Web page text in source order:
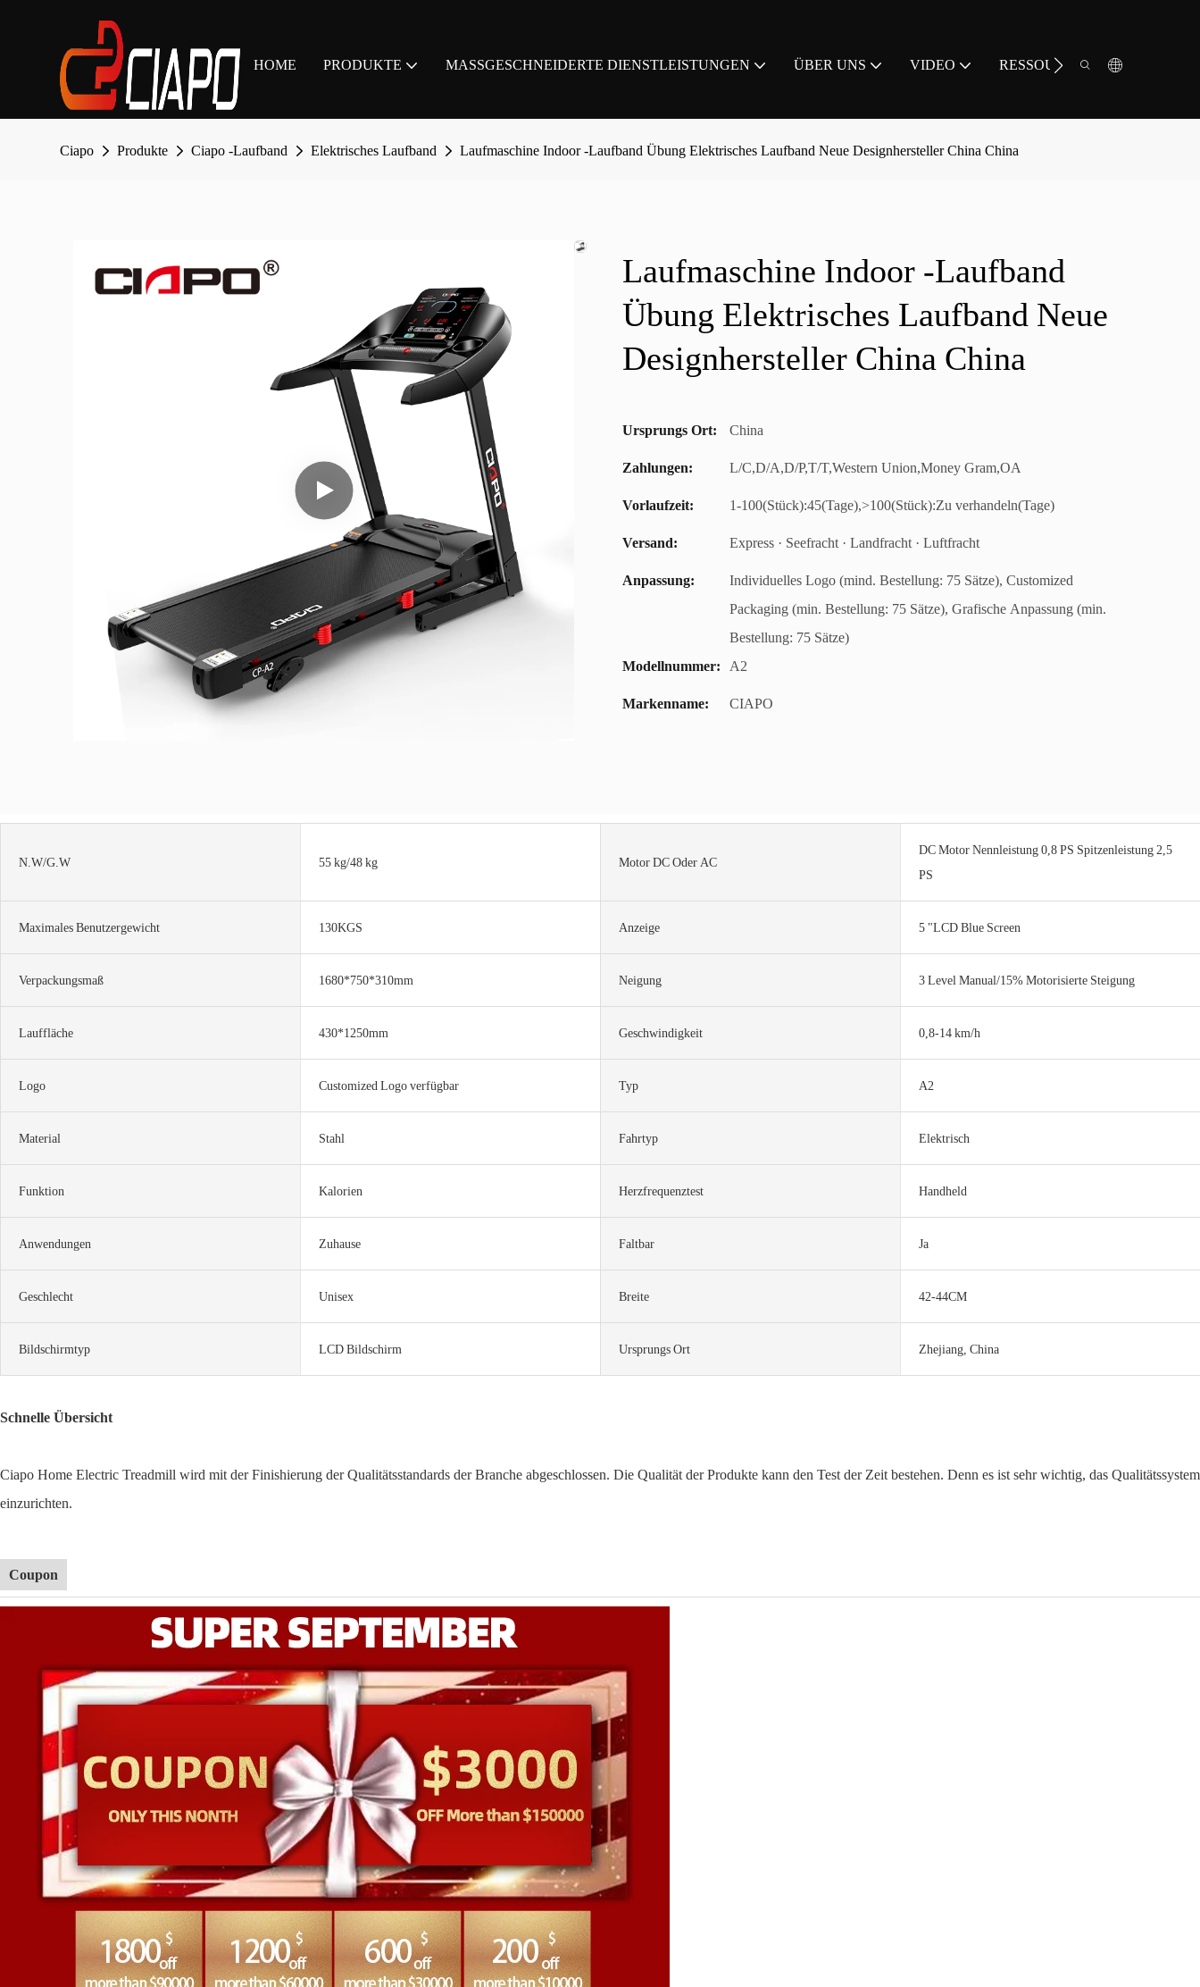
HOME PRODUKTE MASSGESCHNEIDERTE DIENSTLEISTUNGEN ÜBER UNS VIDEO RESSOURCE
Ciapo Produkte Ciapo -Laufband Elektrisches Laufband Laufmaschine Indoor -Laufband Übung Elektrisches Laufband Neue Designhersteller China China
Laufmaschine Indoor -Laufband
Übung Elektrisches Laufband Neue
Designhersteller China China
Ursprungs Ort: China
Zahlungen: L/C,D/A,D/P,T/T,Western Union,Money Gram,OA
Vorlaufzeit: 1-100(Stück):45(Tage),>100(Stück):Zu verhandeln(Tage)
Versand: Express · Seefracht · Landfracht · Luftfracht
Anpassung:
Individuelles Logo (mind. Bestellung: 75 Sätze), Customized
Packaging (min. Bestellung: 75 Sätze), Grafische Anpassung (min.
Bestellung: 75 Sätze)
Modellnummer:
A2
Markenname: CIAPO
N.W/G.W 55 kg/48 kg Motor DC Oder AC
DC Motor Nennleistung 0,8 PS Spitzenleistung 2,5
PS
Maximales Benutzergewicht 130KGS Anzeige 5 "LCD Blue Screen
Verpackungsmaß 1680*750*310mm Neigung 3 Level Manual/15% Motorisierte Steigung
Lauffläche 430*1250mm Geschwindigkeit 0,8-14 km/h
Logo Customized Logo verfügbar Typ A2
Material Stahl Fahrtyp Elektrisch
Funktion Kalorien Herzfrequenztest Handheld
Anwendungen Zuhause Faltbar Ja
Geschlecht Unisex Breite 42-44CM
Bildschirmtyp LCD Bildschirm Ursprungs Ort Zhejiang, China
Schnelle Übersicht
Ciapo Home Electric Treadmill wird mit der Finishierung der Qualitätsstandards der Branche abgeschlossen. Die Qualität der Produkte kann den Test der Zeit bestehen. Denn es ist sehr wichtig, das Qualitätssystem
einzurichten.
Coupon